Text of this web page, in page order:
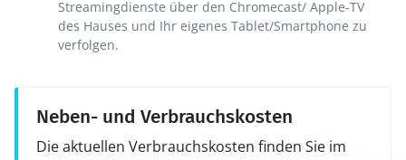
Streamingdienste über den Chromecast/ Apple-TV
des Hauses und Ihr eigenes Tablet/Smartphone zu
verfolgen.
Neben- und Verbrauchskosten
Die aktuellen Verbrauchskosten finden Sie im